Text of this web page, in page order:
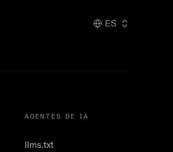
ES
AGENTES DE IA
llms.txt